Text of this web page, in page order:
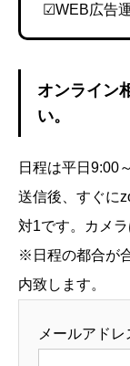
☑WEB広告
オンライン
い。
日程は平日9:00
送信後、すぐに
対1です。カメラ
※日程の都合が
内致します。
メールアドレ